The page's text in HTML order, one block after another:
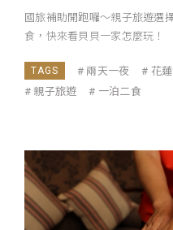
國旅補助開跑囉～親子旅遊選
食，快來看貝貝一家怎麼玩！
兩天一夜 花
親子旅遊
一泊二食